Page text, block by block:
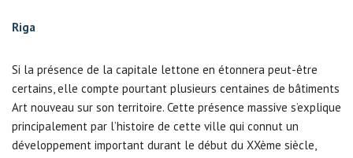
Riga
Si la présence de la capitale lettone en étonnera peut-être
certains, elle compte pourtant plusieurs centaines de bâtiments
Art nouveau sur son territoire. Cette présence massive s’explique
principalement par l’histoire de cette ville qui connut un
développement important durant le début du XXème siècle,